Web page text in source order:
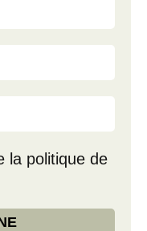
la politique de